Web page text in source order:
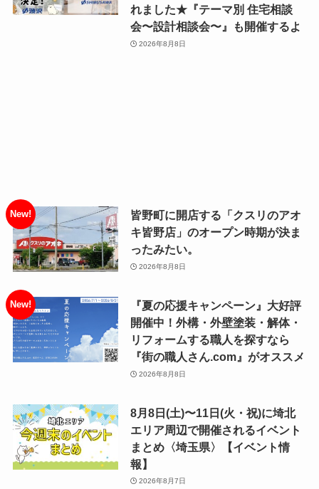
れました★『テーマ別 住宅相談
会〜設計相談会〜』も開催するよ
2026年8月8日
皆野町に開店する「クスリのアオ
キ皆野店」のオープン時期が決ま
ったみたい。
2026年8月8日
『夏の応援キャンペーン』大好評
開催中！外構・外壁塗装・解体・
リフォームする職人を探すなら
『街の職人さん.com』がオススメ
2026年8月8日
8月8日(土)〜11日(火・祝)に埼北
エリア周辺で開催されるイベント
まとめ〈埼玉県〉【イベント情
報】
2026年8月7日